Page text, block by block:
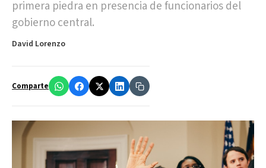
primera piedra en presencia de funcionarios del
gobierno central.
David Lorenzo
Comparte